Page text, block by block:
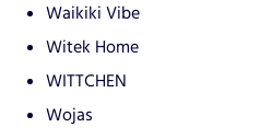
Waikiki Vibe
Witek Home
WITTCHEN
Wojas